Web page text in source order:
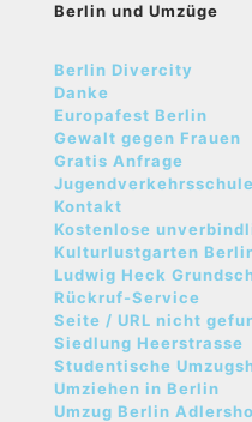
Berlin und Umzüge
Berlin Divercity
Danke
Europafest Berlin
Gewalt gegen Frauen
Gratis Anfrage
Kontakt
Kostenlose
Kulturlustgarten
Ludwig Heck
Rückruf-Service
Seite / URL nicht
Siedlung Heerstrasse
Studentische
Umziehen in Berlin
Umzug Berlin